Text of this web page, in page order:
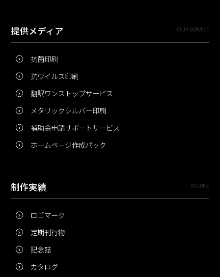
提供メディア OUR SERVICE
抗菌印刷
抗ウイルス印刷
翻訳ワンストップサービス
メタリックシルバー印刷
補助金申請サポートサービス
ホームページ作成パック
制作実績 WORKS
ロゴマーク
定期刊行物
記念誌
カタログ